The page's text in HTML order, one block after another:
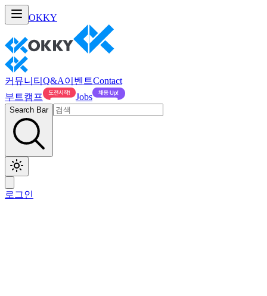
OKKY
커뮤니티 Q&A이벤트Contact
부트캠프
Jobs
Search Bar
로그인